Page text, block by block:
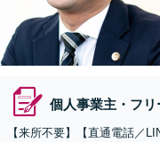
個人事業主・フリ
【来所不要】【直通電話／